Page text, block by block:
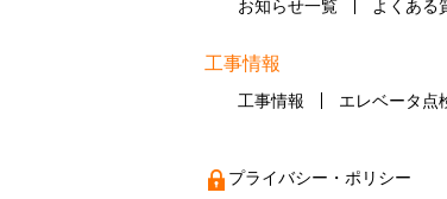
お知らせ一覧 よくある
工事情報
工事情報 エレベータ点
プライバシー・ポリシー